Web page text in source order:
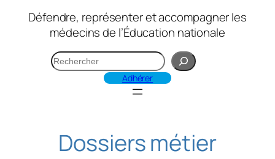
Défendre, représenter et accompagner les
médecins de l’Éducation nationale
R
e
Adhérer
Dossiers métier